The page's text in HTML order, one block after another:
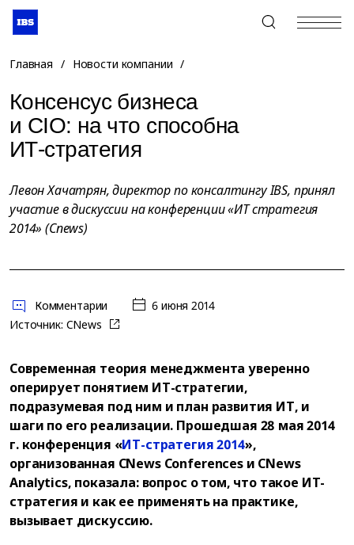
+7 (495) 967-80-80
Главная / Новости компании /
Консенсус бизнеса
и CIO: на что способна
ИТ-стратегия
Левон Хачатрян, директор по консалтингу IBS, принял
участие в дискуссии на конференции «ИТ стратегия
2014» (Cnews)
Комментарии
6 июня 2014
Источник: CNews
Современная теория менеджмента уверенно
оперирует понятием ИТ-стратегии,
подразумевая под ним и план развития ИТ, и
шаги по его реализации. Прошедшая 28 мая 2014
г. конференция «ИТ-стратегия 2014»,
организованная CNews Conferences и CNews
Analytics, показала: вопрос о том, что такое ИТ-
стратегия и как ее применять на практике,
вызывает дискуссию.